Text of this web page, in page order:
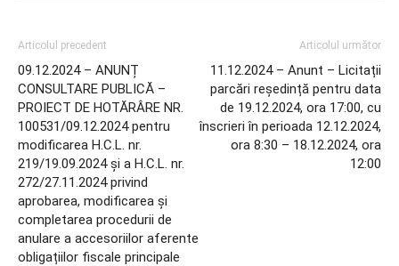
Articolul precedent
09.12.2024 – ANUNȚ
CONSULTARE PUBLICĂ –
PROIECT DE HOTĂRÂRE NR.
100531/09.12.2024 pentru
modificarea H.C.L. nr.
219/19.09.2024 și a H.C.L. nr.
272/27.11.2024 privind
aprobarea, modificarea și
completarea procedurii de
anulare a accesoriilor aferente
obligațiilor fiscale principale
Articolul următor
11.12.2024 – Anunt – Licitații
parcări reședință pentru data
de 19.12.2024, ora 17:00, cu
înscrieri în perioada 12.12.2024,
ora 8:30 – 18.12.2024, ora
12:00